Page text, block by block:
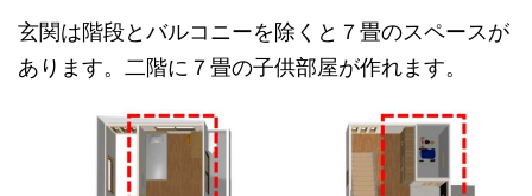
玄関は階段とバルコニーを除くと７畳のスペースが
あります。二階に７畳の子供部屋が作れます。